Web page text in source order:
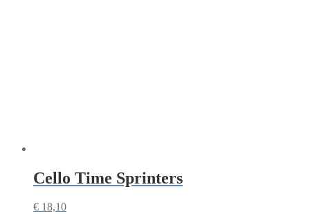
Cello Time Sprinters
€ 18,10